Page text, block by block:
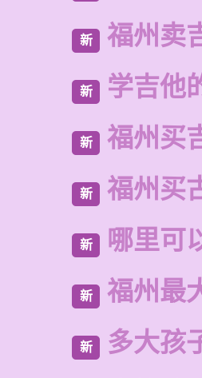
新 福州卖
新 学吉他
新 福州买
新 福州买
新 哪里可
新 福州最
新 多大孩